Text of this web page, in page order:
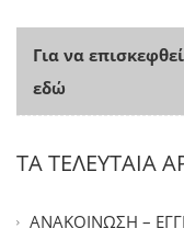
Για να
εδώ
ΤΑ ΤΕΛΕΥΤΑΙΑ
ΑΝΑΚΟΙΝΩΣΗ –